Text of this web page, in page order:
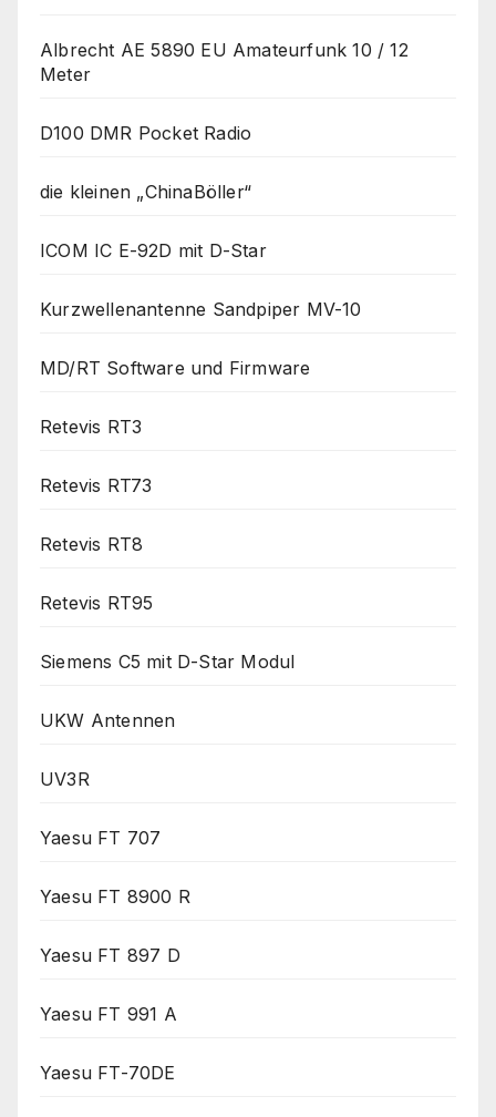
Albrecht AE 5890 EU Amateurfunk 10 / 12
Meter
D100 DMR Pocket Radio
die kleinen „ChinaBöller“
ICOM IC E-92D mit D-Star
Kurzwellenantenne Sandpiper MV-10
MD/RT Software und Firmware
Retevis RT3
Retevis RT73
Retevis RT8
Retevis RT95
Siemens C5 mit D-Star Modul
UKW Antennen
UV3R
Yaesu FT 707
Yaesu FT 8900 R
Yaesu FT 897 D
Yaesu FT 991 A
Yaesu FT-70DE